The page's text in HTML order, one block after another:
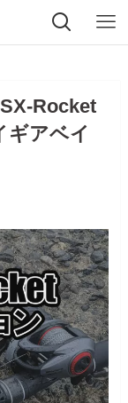
Rocket
ギアベイ